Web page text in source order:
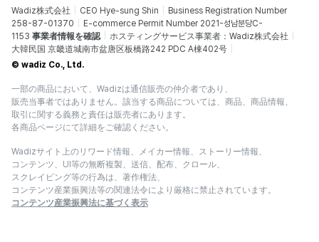
Wadiz株式会社 CEO Hye-sung Shin
Business Registration Number
258-87-01370
E-commerce Permit Number 2021-성남분당C-
1153 事業者情報を確認
ホスティングサービス事業者：Wadiz株式会社
大韓民国 京畿道城南市盆唐区板橋路242 PDC A棟402号
© wadiz Co., Ltd.
一部の商品において、Wadizは通信販売の仲介者であり、
販売当事者ではありません。該当する商品については、商品、商品情報、
取引に関する義務と責任は販売者にあります。
各商品ページにて詳細をご確認ください。
Wadizサイト上のリワード情報、メイカー情報、ストーリー情報、
コンテンツ、UI等の無断複製、送信、配布、クロール、
スクレイピング等の行為は、著作権法、
コンテンツ産業振興法等の関連法令により厳格に禁止されています。
コンテンツ産業振興法に基づく表示